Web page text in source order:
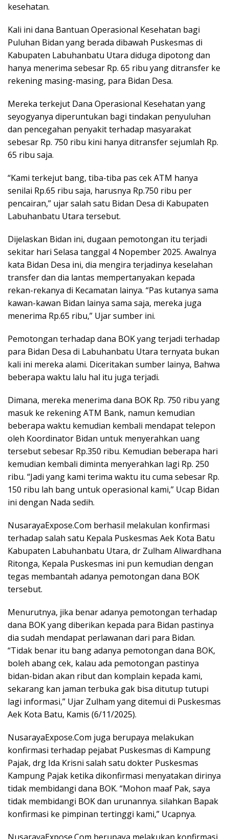
kesehatan.
Kali ini dana Bantuan Operasional Kesehatan bagi
Puluhan Bidan yang berada dibawah Puskesmas di
Kabupaten Labuhanbatu Utara diduga dipotong dan
hanya menerima sebesar Rp. 65 ribu yang ditransfer ke
rekening masing-masing, para Bidan Desa.
Mereka terkejut Dana Operasional Kesehatan yang
seyogyanya diperuntukan bagi tindakan penyuluhan
dan pencegahan penyakit terhadap masyarakat
sebesar Rp. 750 ribu kini hanya ditransfer sejumlah Rp.
65 ribu saja.
“Kami terkejut bang, tiba-tiba pas cek ATM hanya
senilai Rp.65 ribu saja, harusnya Rp.750 ribu per
pencairan,” ujar salah satu Bidan Desa di Kabupaten
Labuhanbatu Utara tersebut.
Dijelaskan Bidan ini, dugaan pemotongan itu terjadi
sekitar hari Selasa tanggal 4 Nopember 2025. Awalnya
kata Bidan Desa ini, dia mengira terjadinya keselahan
transfer dan dia lantas mempertanyakan kepada
rekan-rekanya di Kecamatan lainya. “Pas kutanya sama
kawan-kawan Bidan lainya sama saja, mereka juga
menerima Rp.65 ribu,” Ujar sumber ini.
Pemotongan terhadap dana BOK yang terjadi terhadap
para Bidan Desa di Labuhanbatu Utara ternyata bukan
kali ini mereka alami. Diceritakan sumber lainya, Bahwa
beberapa waktu lalu hal itu juga terjadi.
Dimana, mereka menerima dana BOK Rp. 750 ribu yang
masuk ke rekening ATM Bank, namun kemudian
beberapa waktu kemudian kembali mendapat telepon
oleh Koordinator Bidan untuk menyerahkan uang
tersebut sebesar Rp.350 ribu. Kemudian beberapa hari
kemudian kembali diminta menyerahkan lagi Rp. 250
ribu. “Jadi yang kami terima waktu itu cuma sebesar Rp.
150 ribu lah bang untuk operasional kami,” Ucap Bidan
ini dengan Nada sedih.
NusarayaExpose.Com berhasil melakulan konfirmasi
terhadap salah satu Kepala Puskesmas Aek Kota Batu
Kabupaten Labuhanbatu Utara, dr Zulham Aliwardhana
Ritonga, Kepala Puskesmas ini pun kemudian dengan
tegas membantah adanya pemotongan dana BOK
tersebut.
Menurutnya, jika benar adanya pemotongan terhadap
dana BOK yang diberikan kepada para Bidan pastinya
dia sudah mendapat perlawanan dari para Bidan.
“Tidak benar itu bang adanya pemotongan dana BOK,
boleh abang cek, kalau ada pemotongan pastinya
bidan-bidan akan ribut dan komplain kepada kami,
sekarang kan jaman terbuka gak bisa ditutup tutupi
lagi informasi,” Ujar Zulham yang ditemui di Puskesmas
Aek Kota Batu, Kamis (6/11/2025).
NusarayaExpose.Com juga berupaya melakukan
konfirmasi terhadap pejabat Puskesmas di Kampung
Pajak, drg Ida Krisni salah satu dokter Puskesmas
Kampung Pajak ketika dikonfirmasi menyatakan dirinya
tidak membidangi dana BOK. “Mohon maaf Pak, saya
tidak membidangi BOK dan urunannya. silahkan Bapak
konfirmasi ke pimpinan tertinggi kami,” Ucapnya.